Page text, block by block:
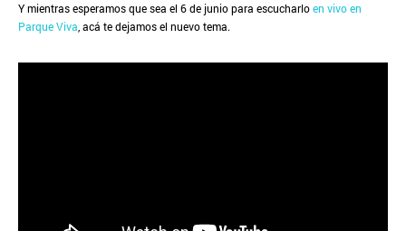
Y mientras esperamos que sea el 6 de junio para escucharloen vivo en
Parque Viva , acá te dejamos el nuevo tema.